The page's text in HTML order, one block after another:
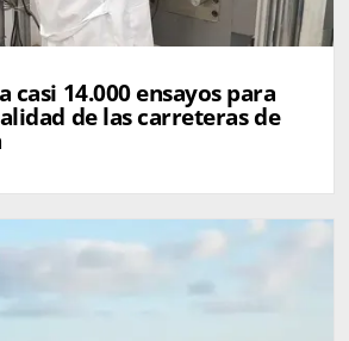
casi 14.000 ensayos para
de las carreteras de